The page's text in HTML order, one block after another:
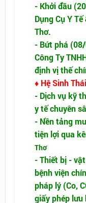
- Khởi đầu
Dụng Cụ Y
Thơ.
- Bứt phá
Công Ty
định vị thế
♦ Hệ Sinh
- Dịch vụ kỹ
y tế chuyên
- Nền tảng
tiện lợi qua
Thơ
- Thiết bị -
bệnh viện
pháp lý (Co,
giấy phép